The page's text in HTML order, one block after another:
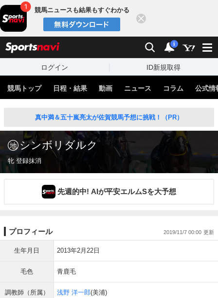
競馬ニュースも結果もすぐわかる
検索 通知
i
ログイン ID新規取得
競馬トップ 日程・結果 動画 ニュース コラム 公式情
真中満＆五十嵐亮太が佐賀競馬予想に挑戦！（PR）
シンボリダルク
牝 登録抹消
先週的中! AIが平安エルムSを大予想
プロフィール 2019/11/7 00:00
生年月日 2013年2月22日
毛色 青鹿毛
調教師（所属） 浅野 洋一郎(美浦)